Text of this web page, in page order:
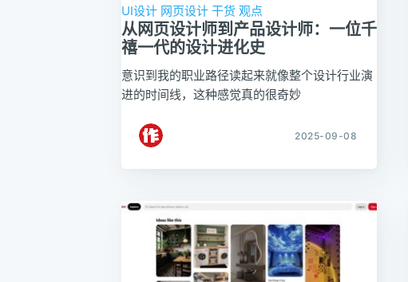
UI设计 网页设计 干货 观点
从网页设计师到产品设计师：一位千
禧一代的设计进化史
意识到我的职业路径读起来就像整个设计行业演
进的时间线，这种感觉真的很奇妙
2025-09-08